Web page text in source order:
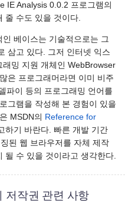
IE Analysis 0.0.2 프로그램의
줄 수도 있을 것이다.
베이스는 기술적으로는 그
삼고 있다. 그저 인터넷 익스
밍 지원 개체인 WebBrowser
은 프로그래머라면 이미 비주
파이 등의 프로그래밍 언어를
그램을 작성해 본 경험이 있을
MSDN의 Reference for
하기 바란다. 빠른 개발 기간
된 웹 브라우저를 자체 제작
될 수 있을 것이라고 생각한다.
저작권 관련 사항